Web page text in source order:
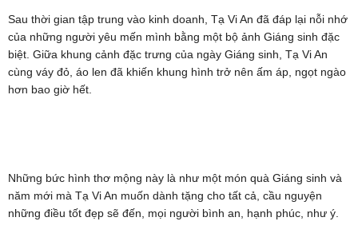
Sau thời gian tập trung vào kinh doanh, Tạ Vi An đã đáp lại nỗi nhớ
của những người yêu mến mình bằng một bộ ảnh Giáng sinh đặc
biệt. Giữa khung cảnh đặc trưng của ngày Giáng sinh, Tạ Vi An
cùng váy đỏ, áo len đã khiến khung hình trở nên ấm áp, ngọt ngào
hơn bao giờ hết.
Những bức hình thơ mộng này là như một món quà Giáng sinh và
năm mới mà Tạ Vi An muốn dành tặng cho tất cả, cầu nguyện
những điều tốt đẹp sẽ đến, mọi người bình an, hạnh phúc, như ý.